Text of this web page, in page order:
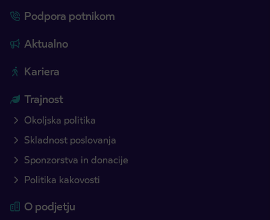
Podpora potnikom
Aktualno
Kariera
Trajnost
Okoljska politika
Skladnost poslovanja
Sponzorstva in donacije
Politika kakovosti
O podjetju